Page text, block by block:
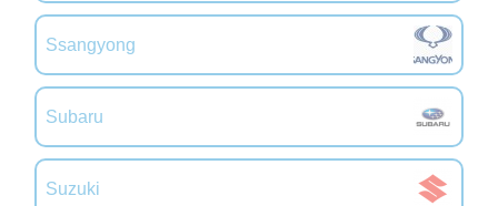
Ssangyong
Subaru
Suzuki